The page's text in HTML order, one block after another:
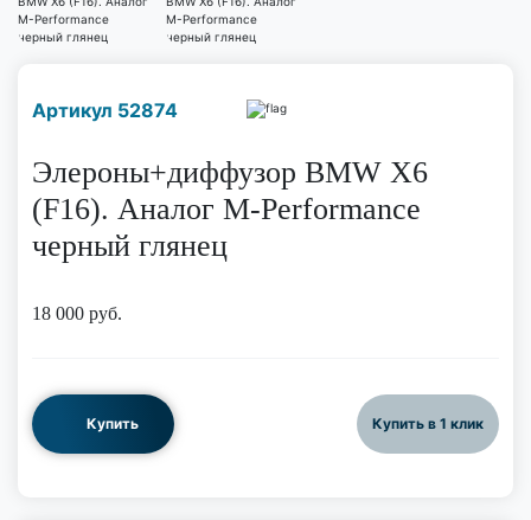
Артикул 52874
Элероны+диффузор BMW X6
(F16). Аналог M-Performance
черный глянец
18 000 руб.
Купить Купить в 1 клик